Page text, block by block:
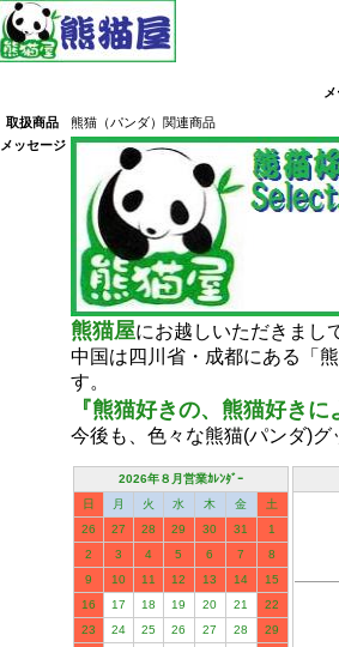
取扱商品
熊猫（パンダ）関連商品
メッセージ
熊猫屋にお越しいただきまし
中国は四川省・成都にある「
す。
『熊猫好きの、熊猫好き
今後も、色々な熊猫(パンダ)
2026年８月営業ｶﾚﾝﾀﾞｰ
日
月 火 水 木 金
土
26
27 28 29 30 31
1
2
3 4 5 6 7
8
9
10 11 12 13 14
15
16
17 18 19 20 21
22
23
24 25 26 27 28
29